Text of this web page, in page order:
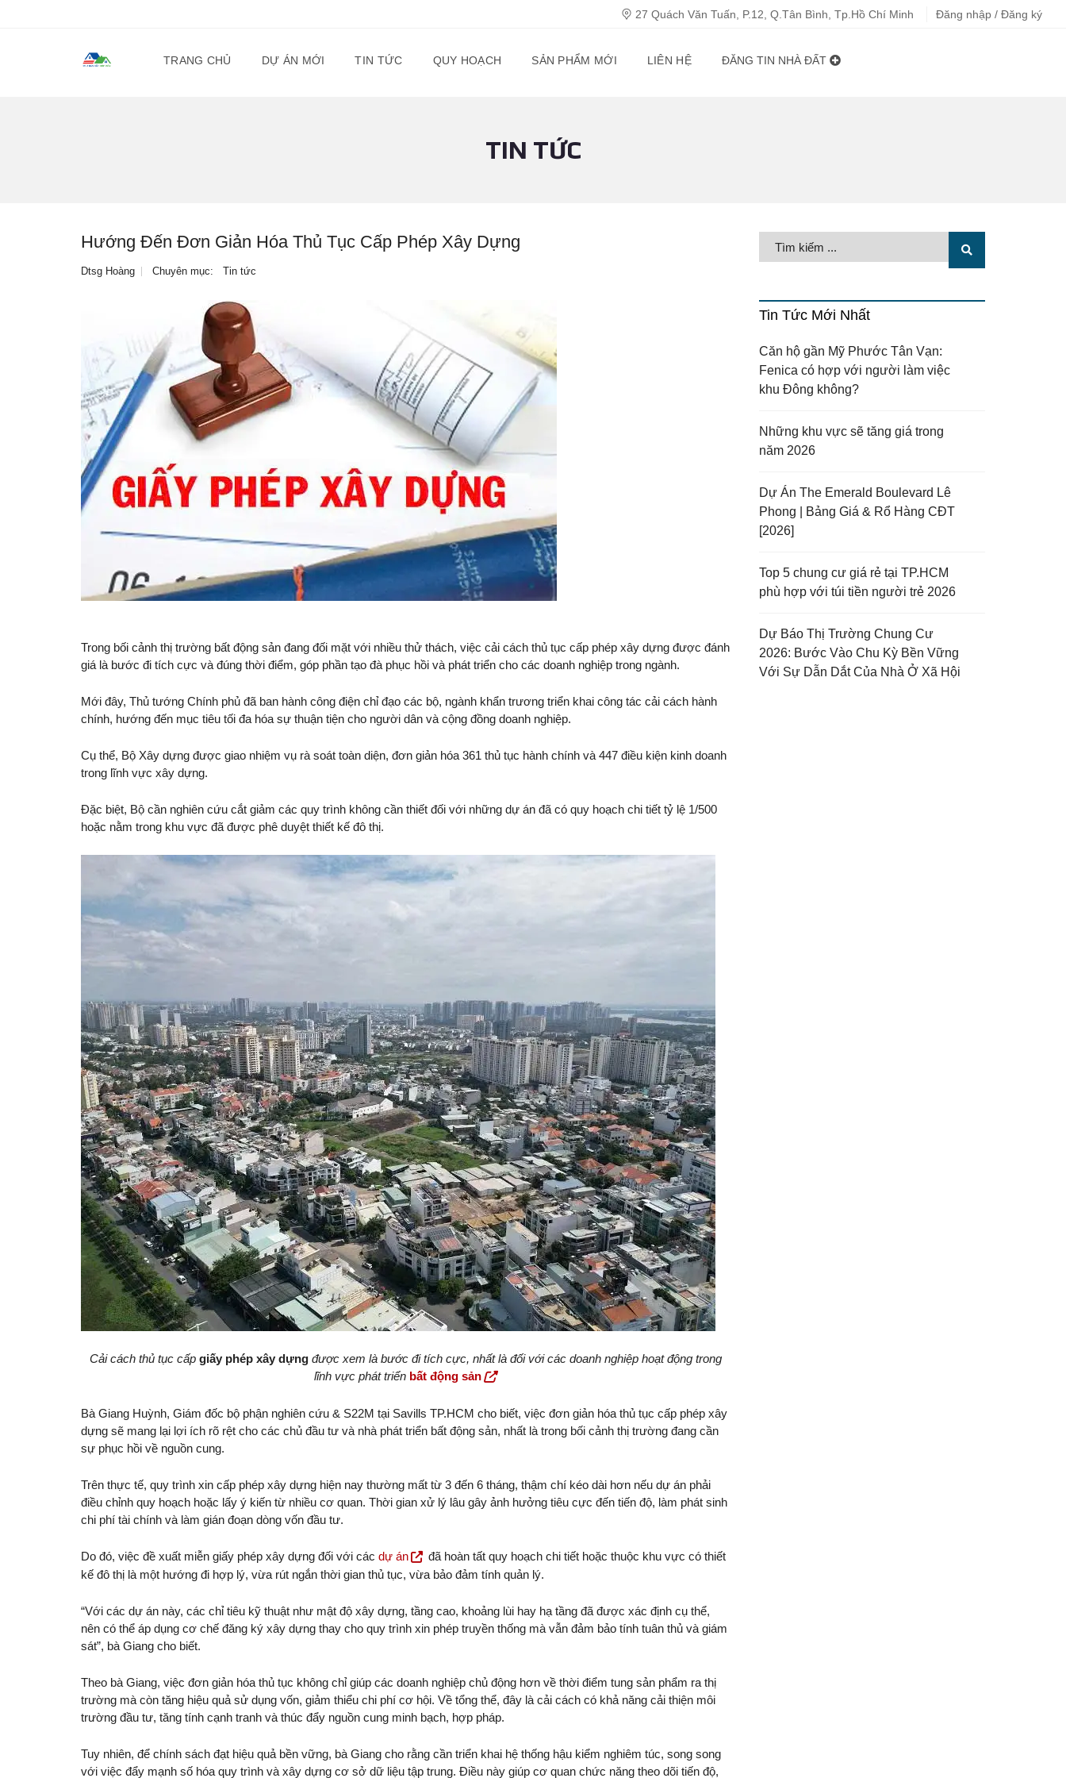
27 Quách Văn Tuấn, P.12, Q.Tân Bình, Tp.Hồ Chí Minh Đăng nhập / Đăng ký
TRANG CHỦ DỰ ÁN MỚI TIN TỨC QUY HOẠCH SẢN PHẨM MỚI LIÊN HỆ ĐĂNG TIN NHÀ ĐẤT
TIN TỨC
Hướng Đến Đơn Giản Hóa Thủ Tục Cấp Phép Xây Dựng
Dtsg Hoàng Chuyên mục: Tin tức
Trong bối cảnh thị trường bất động sản đang đối mặt với nhiều thử thách, việc cải cách thủ tục cấp phép xây dựng được đánh
giá là bước đi tích cực và đúng thời điểm, góp phần tạo đà phục hồi và phát triển cho các doanh nghiệp trong ngành.
Mới đây, Thủ tướng Chính phủ đã ban hành công điện chỉ đạo các bộ, ngành khẩn trương triển khai công tác cải cách hành
chính, hướng đến mục tiêu tối đa hóa sự thuận tiện cho người dân và cộng đồng doanh nghiệp.
Cụ thể, Bộ Xây dựng được giao nhiệm vụ rà soát toàn diện, đơn giản hóa 361 thủ tục hành chính và 447 điều kiện kinh doanh
trong lĩnh vực xây dựng.
Đặc biệt, Bộ cần nghiên cứu cắt giảm các quy trình không cần thiết đối với những dự án đã có quy hoạch chi tiết tỷ lệ 1/500
hoặc nằm trong khu vực đã được phê duyệt thiết kế đô thị.
Cải cách thủ tục cấp giấy phép xây dựng được xem là bước đi tích cực, nhất là đối với các doanh nghiệp hoạt động trong
lĩnh vực phát triển bất động sản
Bà Giang Huỳnh, Giám đốc bộ phận nghiên cứu & S22M tại Savills TP.HCM cho biết, việc đơn giản hóa thủ tục cấp phép xây
dựng sẽ mang lại lợi ích rõ rệt cho các chủ đầu tư và nhà phát triển bất động sản, nhất là trong bối cảnh thị trường đang cần
sự phục hồi về nguồn cung.
Trên thực tế, quy trình xin cấp phép xây dựng hiện nay thường mất từ 3 đến 6 tháng, thậm chí kéo dài hơn nếu dự án phải
điều chỉnh quy hoạch hoặc lấy ý kiến từ nhiều cơ quan. Thời gian xử lý lâu gây ảnh hưởng tiêu cực đến tiến độ, làm phát sinh
chi phí tài chính và làm gián đoạn dòng vốn đầu tư.
Do đó, việc đề xuất miễn giấy phép xây dựng đối với các dự án
đã hoàn tất quy hoạch chi tiết hoặc thuộc khu vực có thiết
kế đô thị là một hướng đi hợp lý, vừa rút ngắn thời gian thủ tục, vừa bảo đảm tính quản lý.
“Với các dự án này, các chỉ tiêu kỹ thuật như mật độ xây dựng, tầng cao, khoảng lùi hay hạ tầng đã được xác định cụ thể,
nên có thể áp dụng cơ chế đăng ký xây dựng thay cho quy trình xin phép truyền thống mà vẫn đảm bảo tính tuân thủ và giám
sát”, bà Giang cho biết.
Theo bà Giang, việc đơn giản hóa thủ tục không chỉ giúp các doanh nghiệp chủ động hơn về thời điểm tung sản phẩm ra thị
trường mà còn tăng hiệu quả sử dụng vốn, giảm thiểu chi phí cơ hội. Về tổng thể, đây là cải cách có khả năng cải thiện môi
trường đầu tư, tăng tính cạnh tranh và thúc đẩy nguồn cung minh bạch, hợp pháp.
Tuy nhiên, để chính sách đạt hiệu quả bền vững, bà Giang cho rằng cần triển khai hệ thống hậu kiểm nghiêm túc, song song
với việc đẩy mạnh số hóa quy trình và xây dựng cơ sở dữ liệu tập trung. Điều này giúp cơ quan chức năng theo dõi tiến độ,
Tin Tức Mới Nhất
Căn hộ gần Mỹ Phước Tân Vạn:
Fenica có hợp với người làm việc
khu Đông không?
Những khu vực sẽ tăng giá trong
năm 2026
Dự Án The Emerald Boulevard Lê
Phong | Bảng Giá & Rổ Hàng CĐT
[2026]
Top 5 chung cư giá rẻ tại TP.HCM
phù hợp với túi tiền người trẻ 2026
Dự Báo Thị Trường Chung Cư
2026: Bước Vào Chu Kỳ Bền Vững
Với Sự Dẫn Dắt Của Nhà Ở Xã Hội